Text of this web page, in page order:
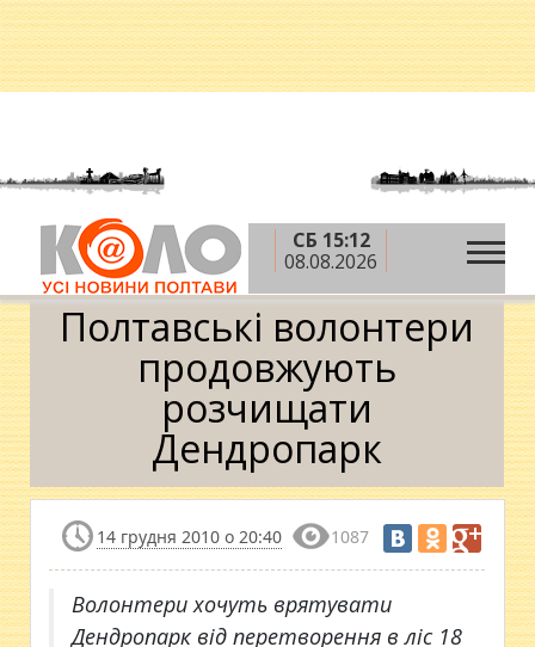
СБ 15:12
08.08.2026
Головна » Новини »
Полтавські волонтери
продовжують розчищати Дендропарк
Полтавські волонтери
продовжують
розчищати
Дендропарк
14 грудня 2010 о 20:40 1087
Волонтери хочуть врятувати
Дендропарк від перетворення в ліс 18